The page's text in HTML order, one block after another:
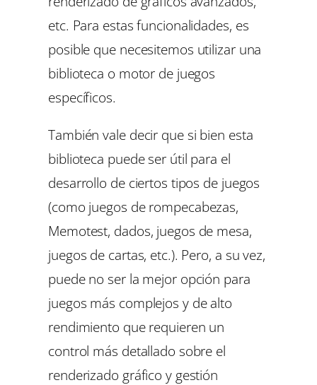
etc. Para estas funcionalidades, es
posible que necesitemos utilizar una
biblioteca o motor de juegos
específicos.
También vale decir que si bien esta
biblioteca puede ser útil para el
desarrollo de ciertos tipos de juegos
(como juegos de rompecabezas,
Memotest, dados, juegos de mesa,
juegos de cartas, etc.). Pero, a su vez,
puede no ser la mejor opción para
juegos más complejos y de alto
rendimiento que requieren un
control más detallado sobre el
renderizado gráfico y gestión